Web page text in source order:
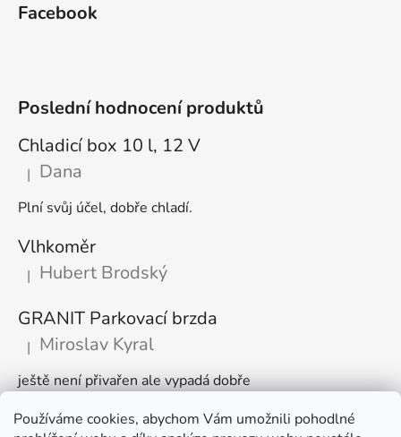
Používáme cookies, abychom Vám umožnili pohodlné
Facebook
Poslední hodnocení produktů
Chladicí box 10 l, 12 V
Hodnocení produktu je 5 z 5 hvězdiček.
| Dana
Plní svůj účel, dobře chladí.
Vlhkoměr
Hodnocení produktu je 5 z 5 hvězdiček.
| Hubert Brodský
GRANIT Parkovací brzda
Hodnocení produktu je 5 z 5 hvězdiček.
| Miroslav Kyral
ještě není přivařen ale vypadá dobře